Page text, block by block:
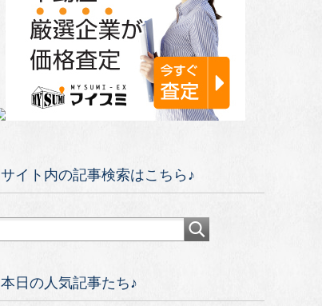
サイト内の記事検索はこちら♪
本日の人気記事たち♪